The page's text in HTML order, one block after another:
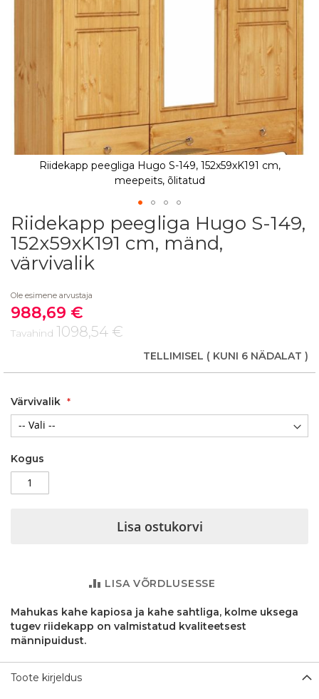
Riidekapp peegliga Hugo S-149, 152x59xK191 cm,
meepeits, õlitatud
Skip
to
the
beginning
the
images
gallery
Riidekapp peegliga Hugo S-149,
152x59xK191 cm, mänd,
värvivalik
Ole esimene arvustaja
Soodushind
988,69 €
Tavahind 1098,54 €
TELLIMISEL ( KUNI 6 NÄDALAT )
Värvivalik
Kogus
Lisa ostukorvi
LISA VÕRDLUSESSE
Mahukas kahe kapiosa ja kahe sahtliga, kolme uksega
tugev riidekapp on valmistatud kvaliteetsest
männipuidust.
Toote kirjeldus